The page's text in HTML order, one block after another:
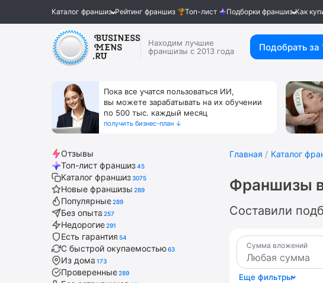
Каталог франшиз Рейтинг франшиз Топ-лист Подборки франшиз Как
Находим лучшие
франшизы с 2013 года
Подобрать
Пока все учатся пользоваться ИИ,
вы можете зарабатывать на их обучении
по 500 тыс. каждый месяц
получить бизнес-план ↓
Отзывы
Топ-лист франшиз45
Каталог франшиз3075
Новые франшизы 289
Популярные289
Без опыта 257
Недорогие291
Есть гарантия 54
С быстрой окупаемостью63
Из дома 173
Проверенные289
Главная Каталог
Франшизы
Составили
Сумма вложений
Еще фильтры